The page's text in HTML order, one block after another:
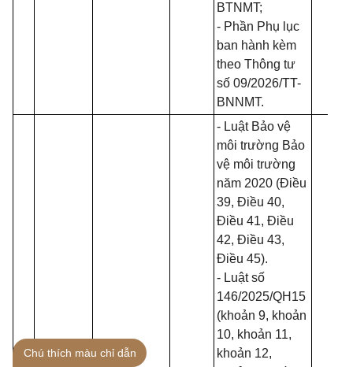
BTNMT;
- Phần Phụ lục
ban hành kèm
theo Thông tư
số 09/2026/TT-
BNNMT.
- Luật Bảo vệ
môi trường Bảo
vệ môi trường
năm 2020 (Điều
39, Điều 40,
Điều 41, Điều
42, Điều 43,
Điều 45).
- Luật số
146/2025/QH15
(khoản 9, khoản
10, khoản 11,
khoản 12,
Chú thích màu chỉ dẫn